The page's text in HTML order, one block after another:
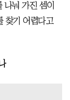
눠 가진 셈이
찾기 어렵다고